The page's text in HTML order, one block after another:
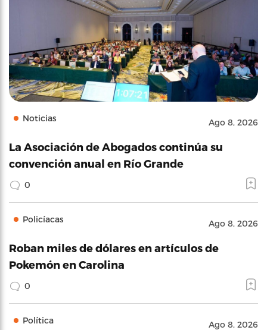
Noticias Ago 8, 2026
La Asociación de Abogados continúa su
convención anual en Río Grande
0
Policíacas Ago 8, 2026
Roban miles de dólares en artículos de
Pokemón en Carolina
0
Política Ago 8, 2026